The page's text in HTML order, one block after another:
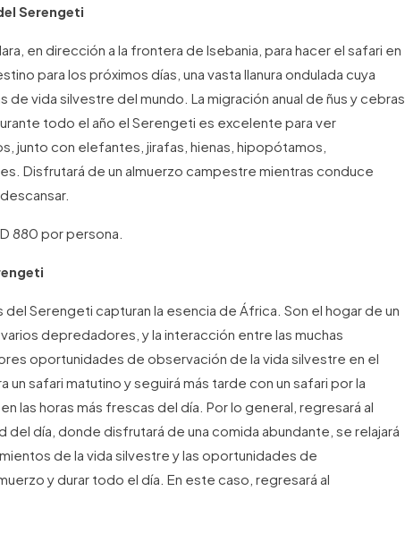
Serengeti
en dirección a la frontera de Isebania, para hacer el safari en
para los próximos días, una vasta llanura ondulada cuya
vida silvestre del mundo. La migración anual de ñus y cebras
todo el año el Serengeti es excelente para ver
con elefantes, jirafas, hienas, hipopótamos,
Disfrutará de un almuerzo campestre mientras conduce
880 por persona.
Serengeti capturan la esencia de África. Son el hogar de un
depredadores, y la interacción entre las muchas
oportunidades de observación de la vida silvestre en el
safari matutino y seguirá más tarde con un safari por la
las horas más frescas del día. Por lo general, regresará al
del día, donde disfrutará de una comida abundante, se relajará
de la vida silvestre y las oportunidades de
y durar todo el día. En este caso, regresará al